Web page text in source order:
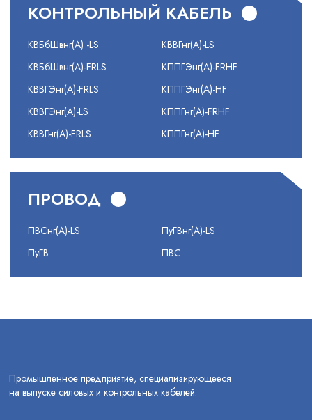
КОНТРОЛЬНЫЙ КАБЕЛЬ
КВБбШвнг(А) -LS
КВБбШвнг(А)-FRLS
КВВГЭнг(А)-FRLS
КВВГЭнг(А)-LS
КВВГнг(А)-FRLS
КВВГнг(А)-LS
КППГЭнг(А)-FRHF
КППГЭнг(А)-HF
КППГнг(А)-FRHF
КППГнг(А)-HF
ПРОВОД
ПВСнг(А)-LS
ПуГВ
ПуГВнг(А)-LS
ПВС
Промышленное предприятие, специализирующееся
на выпуске силовых и контрольных кабелей.